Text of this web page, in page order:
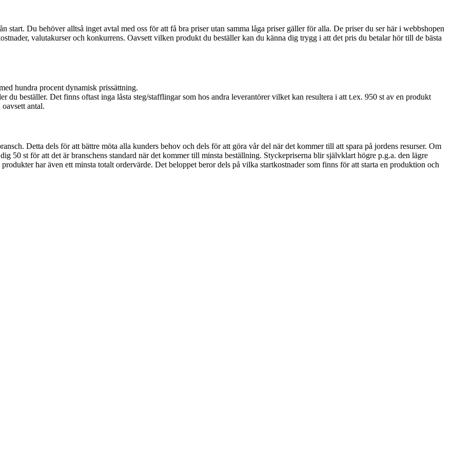
Du behöver alltså inget avtal med oss för att få bra priser utan samma låga priser gäller för alla. De priser du ser här i webbshopen
valutakurser och konkurrens. Oavsett vilken produkt du beställer kan du känna dig trygg i att det pris du betalar hör till de bästa
hundra procent dynamisk prissättning.
du beställer. Det finns oftast inga låsta steg/stafflingar som hos andra leverantörer vilket kan resultera i att t.ex. 950 st av en produkt
antal.
Detta dels för att bättre möta alla kunders behov och dels för att göra vår del när det kommer till att spara på jordens resurser. Om
50 st för att det är branschens standard när det kommer till minsta beställning. Styckepriserna blir självklart högre p.g.a. den lägre
har även ett minsta totalt ordervärde. Det beloppet beror dels på vilka startkostnader som finns för att starta en produktion och